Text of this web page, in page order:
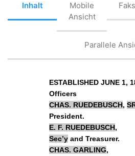
Inhalt
Mobile
Ansicht
Parallele
ESTABLISHED JUNE 1,
Officers
CHAS. RUEDEBUSCH,
President.
E. F. RUEDEBUSCH,
Sec’y and Treasurer.
CHAS. GARLING,